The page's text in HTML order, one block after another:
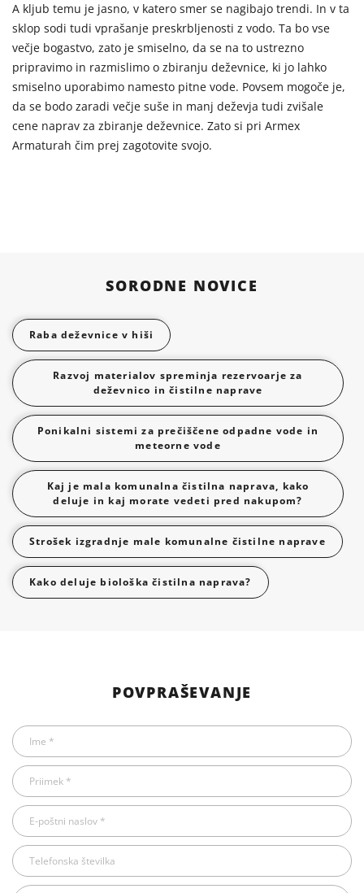
A kljub temu je jasno, v katero smer se nagibajo trendi. In v ta
sklop sodi tudi vprašanje preskrbljenosti z vodo. Ta bo vse
večje bogastvo, zato je smiselno, da se na to ustrezno
pripravimo in razmislimo o zbiranju deževnice, ki jo lahko
smiselno uporabimo namesto pitne vode. Povsem mogoče je,
da se bodo zaradi večje suše in manj deževja tudi zvišale
cene naprav za zbiranje deževnice. Zato si pri Armex
Armaturah čim prej zagotovite svojo.
SORODNE NOVICE
Raba deževnice v hiši
Razvoj materialov spreminja rezervoarje za
deževnico in čistilne naprave
Ponikalni sistemi za prečiščene odpadne vode in
meteorne vode
Kaj je mala komunalna čistilna naprava, kako
deluje in kaj morate vedeti pred nakupom?
Strošek izgradnje male komunalne čistilne naprave
Kako deluje biološka čistilna naprava?
POVPRAŠEVANJE